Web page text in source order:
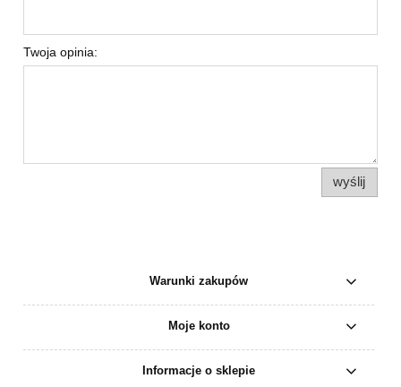
Twoja opinia:
wyślij
Warunki zakupów
Moje konto
Informacje o sklepie